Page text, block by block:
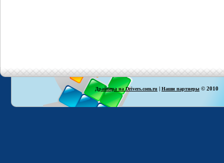
Драйвера на Drivers.com.ru | Наши партнеры © 2010